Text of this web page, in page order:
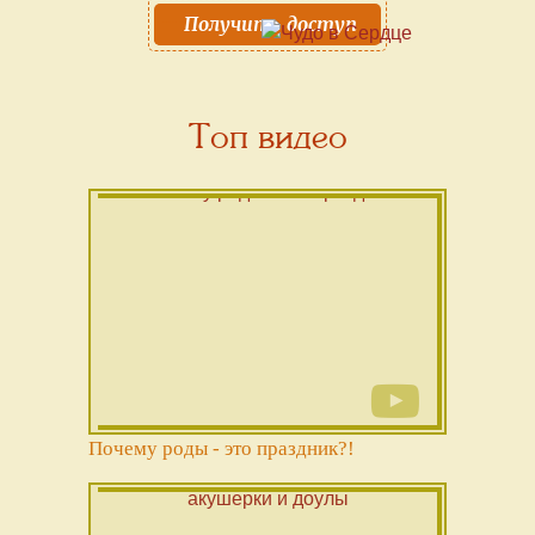
Получить доступ
Топ видео
Почему роды - это праздник?!